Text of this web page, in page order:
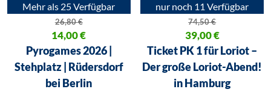
Mehr als 25 Verfügbar
26,80€
Ursprünglicher Preis war: 26,80 €
14,00€
Aktueller Preis ist: 14,00 €.
Pyrogames 2026 |
Stehplatz | Rüdersdorf
bei Berlin
nur noch 11 Verfügbar
74,50€
Ursprünglicher Preis war:
39,00€
Aktueller Preis ist: 39,00 €.
Ticket PK 1 für Loriot –
Der große Loriot-Abend!
in Hamburg